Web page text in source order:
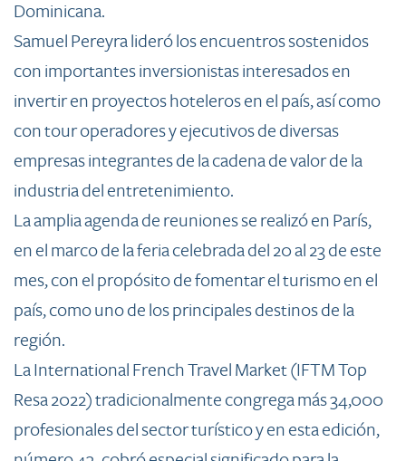
Dominicana.
Samuel Pereyra lideró los encuentros sostenidos
con importantes inversionistas interesados en
invertir en proyectos hoteleros en el país, así como
con tour operadores y ejecutivos de diversas
empresas integrantes de la cadena de valor de la
industria del entretenimiento.
La amplia agenda de reuniones se realizó en París,
en el marco de la feria celebrada del 20 al 23 de este
mes, con el propósito de fomentar el turismo en el
país, como uno de los principales destinos de la
región.
La International French Travel Market (IFTM Top
Resa 2022) tradicionalmente congrega más 34,000
profesionales del sector turístico y en esta edición,